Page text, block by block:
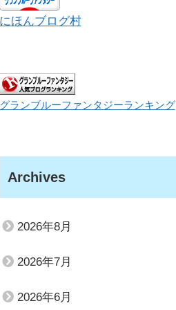
にほんブログ村
グランブルーファンタジーランキング
Archives
2026年8月
2026年7月
2026年6月